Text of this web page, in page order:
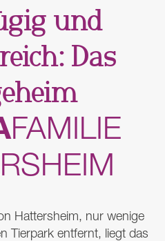
und
Das
FAMILIE
Hattersheim, nur wenige
Tierpark entfernt, liegt das